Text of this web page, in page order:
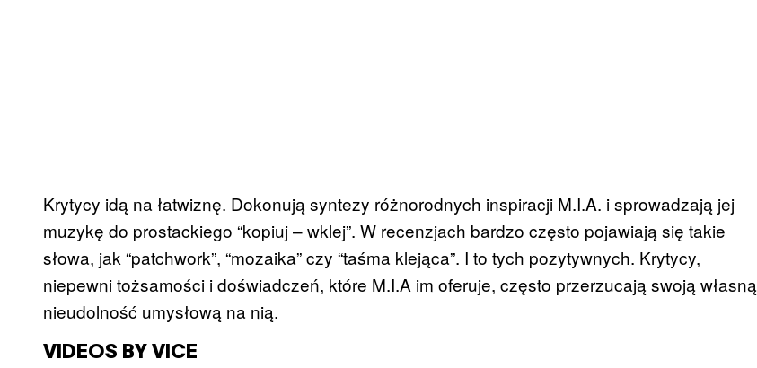
Krytycy idą na łatwiznę. Dokonują syntezy różnorodnych inspiracji M.I.A. i sprowadzają jej
muzykę do prostackiego “kopiuj – wklej”. W recenzjach bardzo często pojawiają się takie
słowa, jak “patchwork”, “mozaika” czy “taśma klejąca”. I to tych pozytywnych. Krytycy,
niepewni tożsamości i doświadczeń, które M.I.A im oferuje, często przerzucają swoją własną
nieudolność umysłową na nią.
VIDEOS BY VICE